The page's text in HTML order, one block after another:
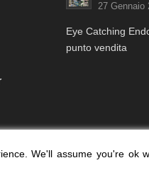
27 Gennaio
Eye Catching
punto vendita
We'll assume you're ok